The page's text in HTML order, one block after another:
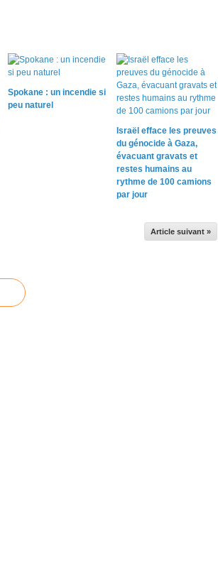
Spokane : un incendie si
peu naturel
Israël efface les preuves
du génocide à Gaza,
évacuant gravats et
restes humains au
rythme de 100 camions
par jour
Article suivant »